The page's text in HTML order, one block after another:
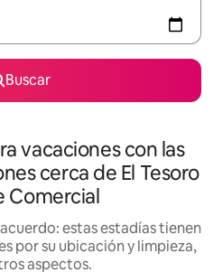
Buscar
vacaciones con las
cerca de El Tesoro
Comercial
estas estadías tienen
por su ubicación y limpieza,
aspectos.